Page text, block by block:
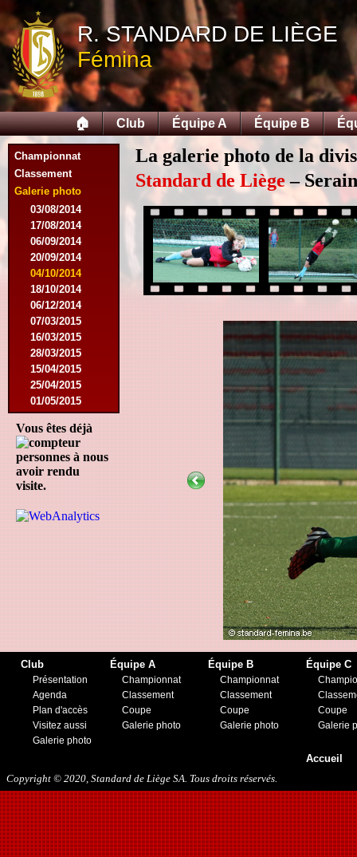
R. STANDARD DE LIÈGE
Fémina
🏠 Club Équipe A Équipe B
Championnat
Classement
Galerie photo
03/08/2014
17/08/2014
06/09/2014
20/09/2014
04/10/2014
18/10/2014
06/12/2014
07/03/2015
16/03/2015
28/03/2015
15/04/2015
25/04/2015
01/05/2015
14/05/2015
17/05/2015
05/09/2015
13/09/2015
19/09/2015
05/12/2015
09/08/2016
20/08/2016
08/10/2016
19/11/2016
10/01/2017
26/05/2017
21/12/2017
27/01/2018
10/03/2018
17/05/2018
Vous êtes déjà
personnes à nous
avoir rendu
visite.
La galerie photo de la
Standard de Liège–
Club
Présentation
Agenda
Plan d'accès
Visitez aussi
Galerie photo
Équipe A
Championnat
Classement
Coupe
Galerie photo
Équipe B
Championnat
Classement
Coupe
Galerie photo
Équipe C
Coupe
Galerie
Accueil
Copyright © 2020, Standard de Liège SA. Tous droits réservés.